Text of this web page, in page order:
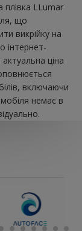
плівка LLumar
що
викрійку на
інтернет-
ціна
включаючи
немає в